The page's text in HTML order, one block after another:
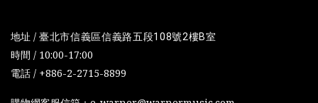
地址 / 臺北市信義區信義路五段108號2樓B室
時間 / 10:00-17:00
電話 / +886-2-2715-8899